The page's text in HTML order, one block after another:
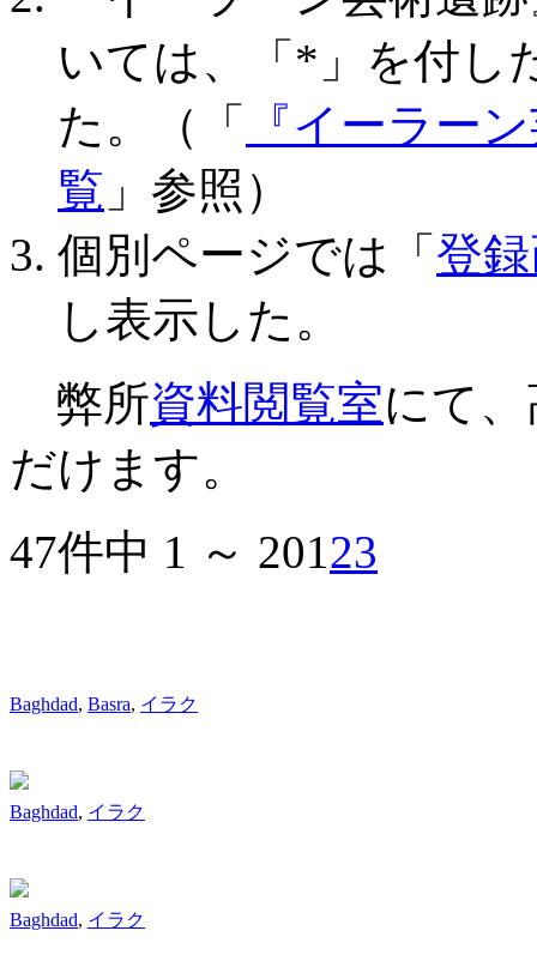
いては、「*」を付し
た。（「
『イーラー
覧 」参照）
個別ページでは「 登
し表示した。
弊所資料閲覧室にて
だけます。
47件中 1 ～ 20123
Baghdad, Basra, イラク
Baghdad, イラク
Baghdad, イラク